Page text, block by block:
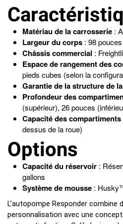
Matériau de la carrosserie :
Largeur du corps : 98 pouces
Châssis commercial :
Espace de rangement des
pieds cubes (selon la
Garantie de la structure de
Profondeur des
(supérieur), 26 pouces
Capacité des compartiments
dessus de la roue)
Options
Capacité du réservoir :
gallons
Système de mousse :
L’autopompe Responder combine
personnalisation avec une